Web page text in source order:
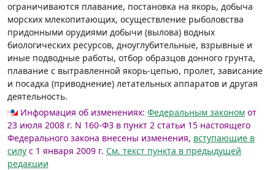
ограничиваются плавание, постановка на якорь, добыча
морских млекопитающих, осуществление рыболовства
придонными орудиями добычи (вылова) водных
биологических ресурсов, дноуглубительные, взрывные и
иные подводные работы, отбор образцов донного грунта,
плавание с вытравленной якорь-цепью, пролет, зависание
и посадка (приводнение) летательных аппаратов и другая
деятельность.
Информация об изменениях: Федеральным законом от
23 июля 2008 г. N 160-ФЗ в пункт 2 статьи 15 настоящего
Федерального закона внесены изменения, вступающие в
силу с 1 января 2009 г. См. текст пункта в предыдущей
редакции